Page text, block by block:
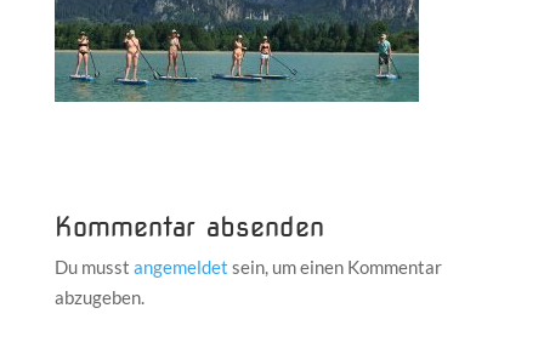
Kommentar absenden
Du musst angemeldet sein, um einen Kommentar
abzugeben.